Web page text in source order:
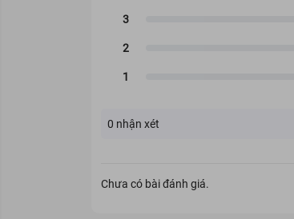
là thương
một trong những
phẩm và dụng
Đầu dao rất sắc
thân tay cầm
đối tượng phù
0 nhận xét
Chưa có bài đánh giá.